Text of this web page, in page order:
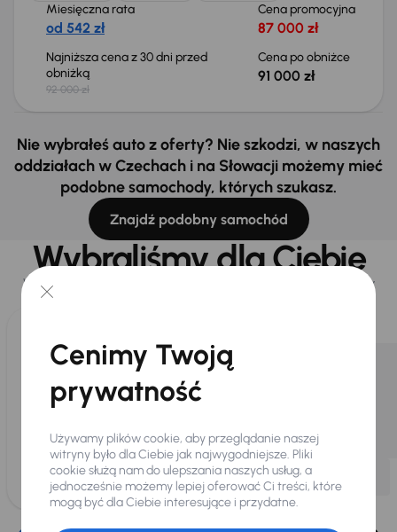
Miesięczna rata
od 542 zł
Cena promocyjna
87 000 zł
Najniższa cena z 30 dni przed
obniżką
92 000 zł
Cena po obniżce
91 000 zł
Nie wybrałeś auto z oferty? Nie szkodzi, w naszych
oddziałach w Czechach i na Słowacji możemy mieć
podobne samochody, których szukasz.
Znajdź podobny samochód
Wybraliśmy dla Ciebie
Wybieramy dla Ciebie
z naszej oferty. Kupimy
Cenimy Twoją
prywatność
Używamy plików cookie, aby przeglądanie naszej
witryny było dla Ciebie jak najwygodniejsze. Pliki
cookie służą nam do ulepszania naszych usług, a
jednocześnie możemy lepiej oferować Ci treści, które
mogą być dla Ciebie interesujące i przydatne.